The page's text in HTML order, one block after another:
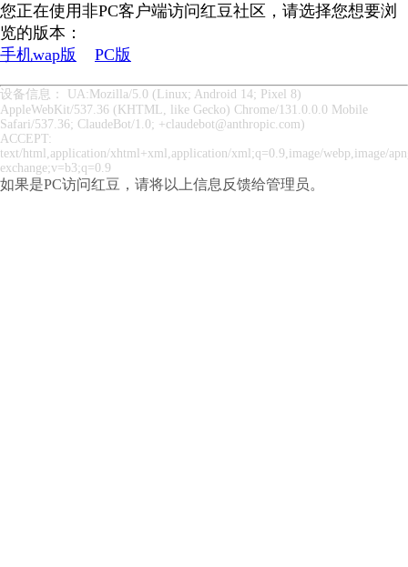
您正在使用非PC客户端访问红豆社区，请选择您想要浏
览的版本：
手机wap版
PC版
设备信息： UA:Mozilla/5.0 (Linux; Android 14; Pixel 8)
AppleWebKit/537.36 (KHTML, like Gecko) Chrome/131.0.0.0 Mobile
Safari/537.36; ClaudeBot/1.0; +claudebot@anthropic.com)
ACCEPT:
text/html,application/xhtml+xml,application/xml;q=0.9,image/webp,image/
exchange;v=b3;q=0.9
如果是PC访问红豆，请将以上信息反馈给管理员。